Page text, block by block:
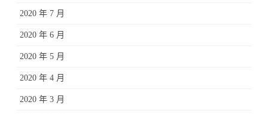
2020 年 7 月
2020 年 6 月
2020 年 5 月
2020 年 4 月
2020 年 3 月